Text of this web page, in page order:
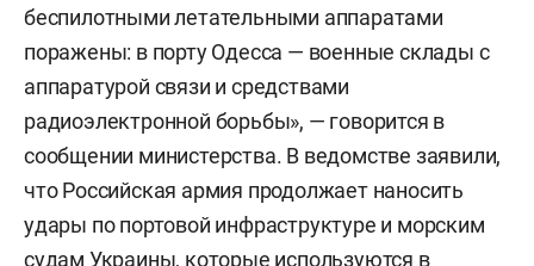
беспилотными летательными аппаратами
поражены: в порту Одесса — военные склады с
аппаратурой связи и средствами
радиоэлектронной борьбы», — говорится в
сообщении министерства. В ведомстве заявили,
что Российская армия продолжает наносить
удары по портовой инфраструктуре и морским
судам Украины, которые используются в